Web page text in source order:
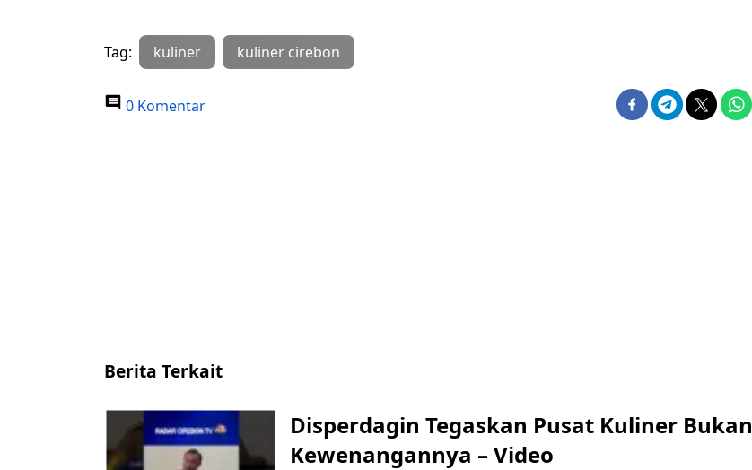
Tag: kuliner kuliner cirebon
0 Komentar
Berita Terkait
‎Disperdagin Tegaskan Pusat Kuliner Bukan
Kewenangannya – Video